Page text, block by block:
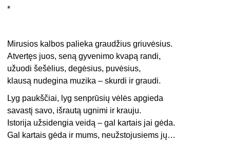
*
Mirusios kalbos palieka graudžius griuvėsius.
Atvertęs juos, seną gyvenimo kvapą randi,
užuodi šešėlius, degėsius, puvėsius,
klausą nudegina muzika – skurdi ir graudi.
Lyg paukščiai, lyg senprūsių vėlės apgieda
savastį savo, išrautą ugnimi ir krauju.
Istorija užsidengia veidą – gal kartais jai gėda.
Gal kartais gėda ir mums, neužstojusiems jų…